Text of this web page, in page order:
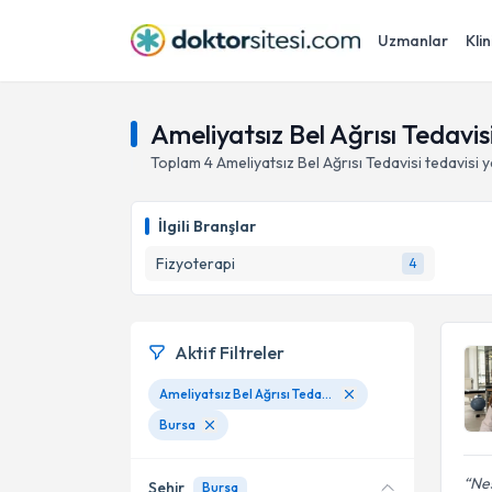
Uzmanlar
Ameliyatsız Bel Ağrısı
Toplam 4Ameliyatsız Bel Ağrısı Tedavisi tedavisi
İlgili Branşlar
Fizyoterapi
4
Aktif Filtreler
Ameliyatsız Bel Ağrısı Tedavisi
Bursa
Şehir Bursa